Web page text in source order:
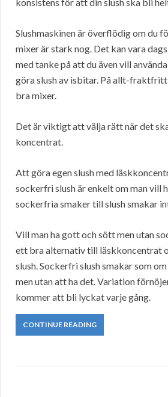
Slushmaskinen är överflödig om du
mixer är stark nog. Det kan vara
med tanke på att du även vill
göra slush av isbitar. På allt-fraktfritt
bra mixer.
Det är viktigt att välja rätt när det
koncentrat.
Att göra egen slush med
sockerfri slush är enkelt om man vill
sockerfria smaker till slush smakar
Vill man ha gott och sött men utan
ett bra alternativ till läskkoncentrat
slush. Sockerfri slush smakar som
men utan att ha det. Variation
kommer att bli lyckat varje gång.
CONTINUE READING